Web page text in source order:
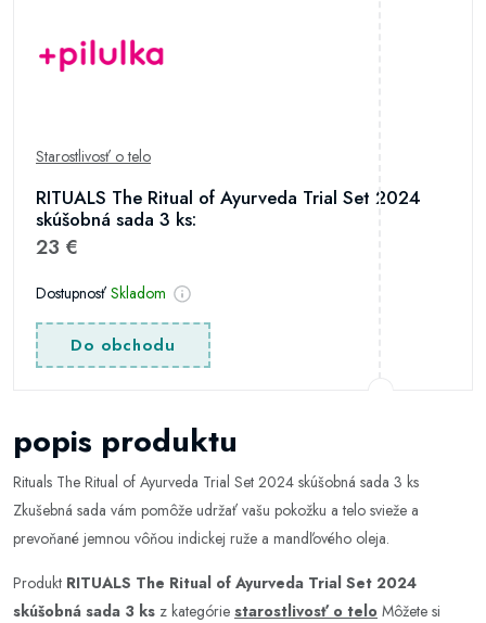
Starostlivosť o telo
RITUALS The Ritual of Ayurveda Trial Set 2024
skúšobná sada 3 ks:
23 €
Dostupnosť Skladom
Do obchodu
popis produktu
Rituals The Ritual of Ayurveda Trial Set 2024 skúšobná sada 3 ks
Zkušebná sada vám pomôže udržať vašu pokožku a telo svieže a
prevoňané jemnou vôňou indickej ruže a mandľového oleja.
Produkt RITUALS The Ritual of Ayurveda Trial Set 2024
skúšobná sada 3 ks z kategórie starostlivosť o telo Môžete si